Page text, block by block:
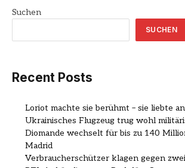
Suchen
SUCHEN
Recent Posts
Loriot machte sie berühmt – sie liebte
Ukrainisches Flugzeug trug wohl
Diomande wechselt für bis zu 140
Madrid
Verbraucherschützer klagen gegen